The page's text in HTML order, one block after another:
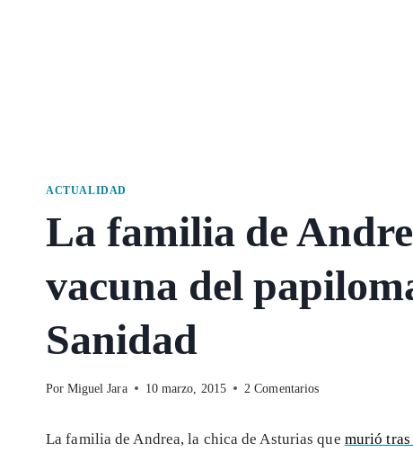
ACTUALIDAD
La familia de
vacuna del
Sanidad
Por Miguel Jara 10 marzo, 2015 2 Comentarios
La familia de Andrea, la chica de Asturias que murió